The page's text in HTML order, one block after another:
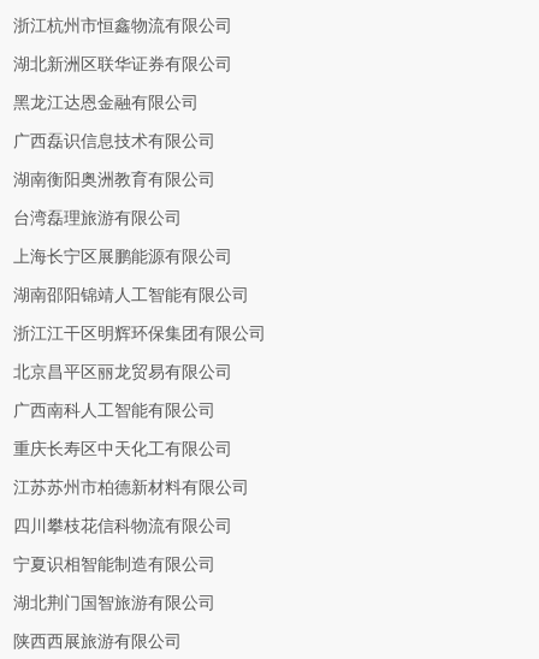
浙江杭州市恒鑫物流有限公司
湖北新洲区联华证券有限公司
黑龙江达恩金融有限公司
广西磊识信息技术有限公司
湖南衡阳奥洲教育有限公司
台湾磊理旅游有限公司
上海长宁区展鹏能源有限公司
湖南邵阳锦靖人工智能有限公司
浙江江干区明辉环保集团有限公司
北京昌平区丽龙贸易有限公司
广西南科人工智能有限公司
重庆长寿区中天化工有限公司
江苏苏州市柏德新材料有限公司
四川攀枝花信科物流有限公司
宁夏识相智能制造有限公司
湖北荆门国智旅游有限公司
陕西西展旅游有限公司